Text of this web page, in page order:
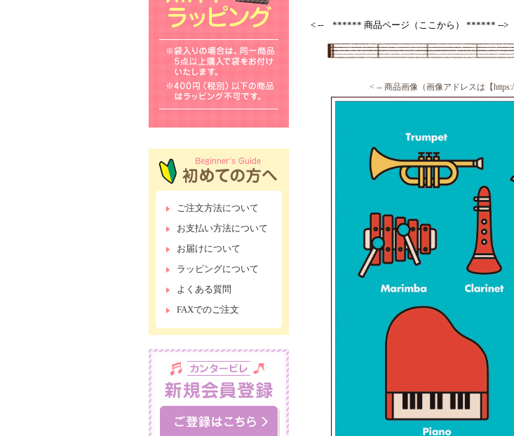
ご注文方法について
お支払い方法について
お届けについて
ラッピングについて
よくある質問
FAXでのご注文
< -- ****** 商品ページ（ここから） ****** -->
< -- 商品画像（画像アドレスは【